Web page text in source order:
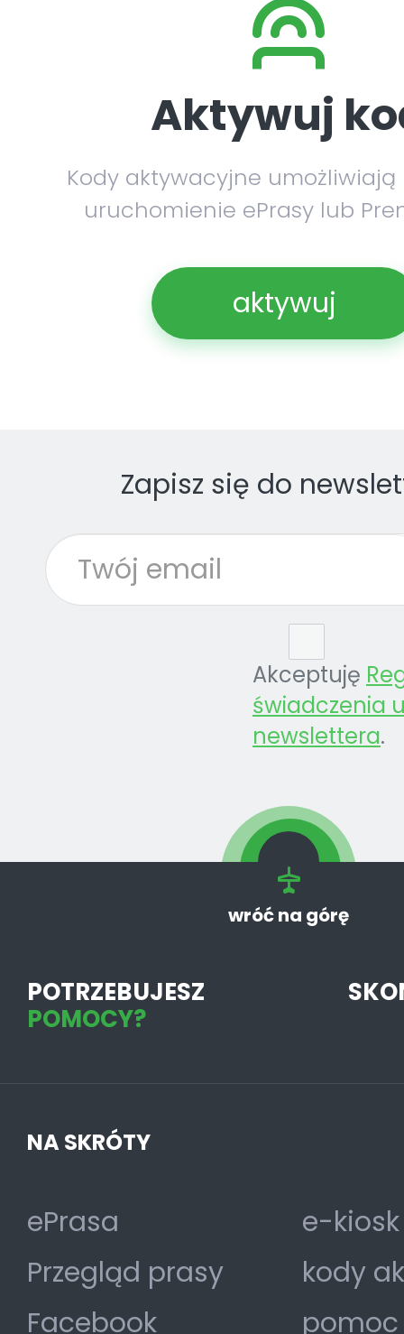
Aktywuj
Kody aktywacyjne umożliwiają
uruchomienie ePrasy lub
aktywuj
Zapisz się do
Akceptuję
świadczenia
newslettera.
wróć na górę
POTRZEBUJESZ
POMOCY?
NA SKRÓTY
ePrasa
Przegląd prasy
Facebook
e-
kody
pomoc